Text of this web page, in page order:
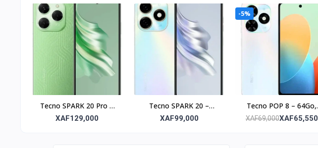
Tecno SPARK 20 Pro –
256Go, RAM 8Go, écran
XAF129,000
Tecno SPARK 20 –
128Go, RAM 8Go, écran
XAF99,000
-5%
Tecno POP 8 – 64Go,
RAM 3Go, écran 6.6’’
XAF69,000XAF65,550